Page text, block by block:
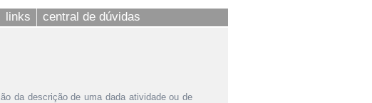
links central de dúvidas
da descrição de uma dada atividade ou de